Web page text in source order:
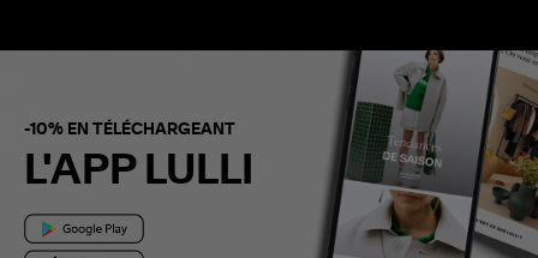
-10% EN TÉLÉCHARGEANT
L'APP LULLI